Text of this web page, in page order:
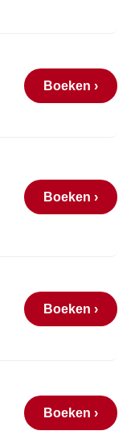
Boeken ›
Boeken ›
Boeken ›
Boeken ›